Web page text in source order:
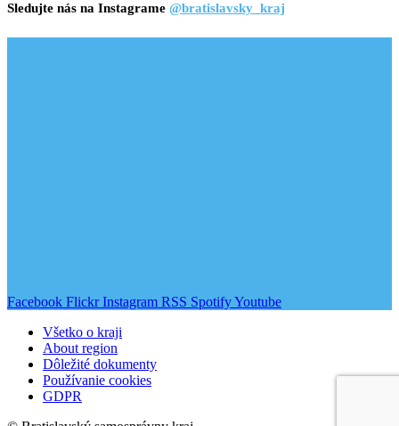
Sledujte nás na Instagrame @bratislavsky_kraj
Facebook Flickr Instagram RSS SpotifyYoutube
Všetko o kraji
About region
Dôležité dokumenty
Používanie cookies
GDPR